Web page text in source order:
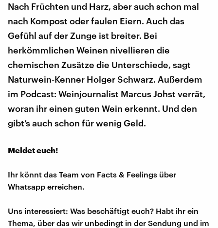
Nach Früchten und Harz, aber auch schon mal
nach Kompost oder faulen Eiern. Auch das
Gefühl auf der Zunge ist breiter. Bei
herkömmlichen Weinen nivellieren die
chemischen Zusätze die Unterschiede, sagt
Naturwein-Kenner Holger Schwarz. Außerdem
im Podcast: Weinjournalist Marcus Johst verrät,
woran ihr einen guten Wein erkennt. Und den
gibt’s auch schon für wenig Geld.
Meldet euch!
Ihr könnt das Team von Facts & Feelings über
Whatsapp erreichen.
Uns interessiert: Was beschäftigt euch? Habt ihr ein
Thema, über das wir unbedingt in der Sendung und im